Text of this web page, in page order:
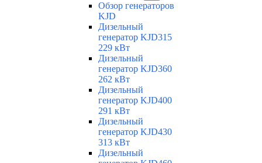
Обзор генераторов
KJD
Дизельный
генератор KJD315
229 кВт
Дизельный
генератор KJD360
262 кВт
Дизельный
генератор KJD400
291 кВт
Дизельный
генератор KJD430
313 кВт
Дизельный